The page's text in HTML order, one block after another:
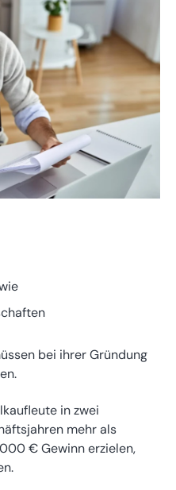
bei ihrer Gründung
in zwei
mehr als
€ Gewinn erzielen,